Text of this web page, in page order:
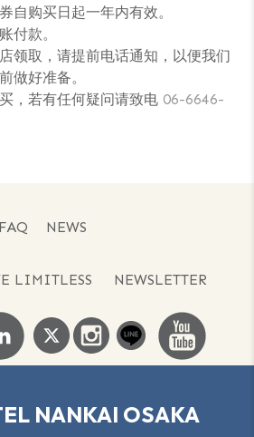
自购买日起一年内有效。
付款。
领取，请提前电话通知，以便我们
做好准备。
，若有任何疑问请致电 06-6646-
FAQ NEWS
LIMITLESS NEWSLETTER
NANKAI OSAKA